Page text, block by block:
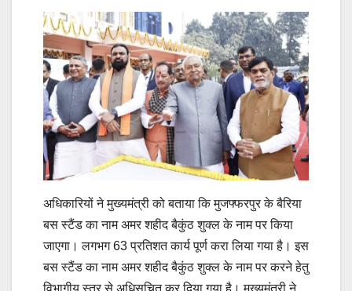
अधिकारियों ने मुख्यमंत्री को बताया कि मुजफ्फरपुर के बैरिया
बस स्टैंड का नाम अमर शहीद बैकुंठ शुक्ल के नाम पर किया
जाएगा। लगभग 63 प्रतिशत कार्य पूर्ण करा लिया गया है। इस
बस स्टैंड का नाम अमर शहीद बैकुंठ शुक्ल के नाम पर करने हेतु
विभागीय स्तर से अधिसूचित कर दिया गया है। मुख्यमंत्री ने